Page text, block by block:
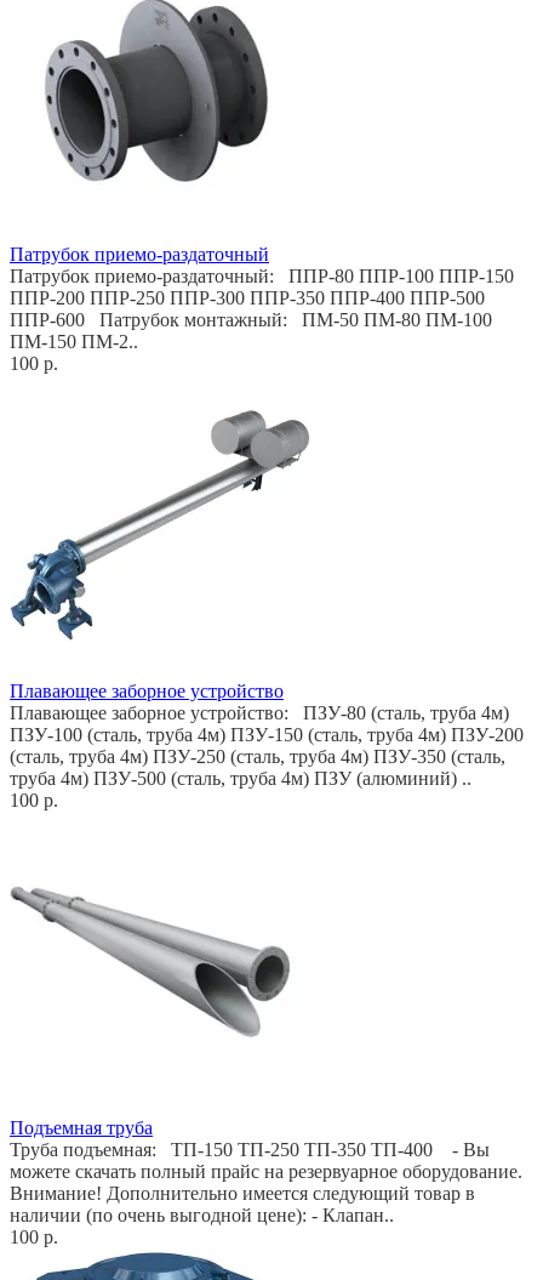
Патрубок приемо-раздаточный
Патрубок приемо-раздаточный: ППР-80 ППР-100 ППР-150
ППР-200 ППР-250 ППР-300 ППР-350 ППР-400 ППР-500
ППР-600 Патрубок монтажный: ПМ-50 ПМ-80 ПМ-100
ПМ-150 ПМ-2..
100 р.
Плавающее заборное устройство
Плавающее заборное устройство: ПЗУ-80 (сталь, труба 4м)
ПЗУ-100 (сталь, труба 4м) ПЗУ-150 (сталь, труба 4м) ПЗУ-200
(сталь, труба 4м) ПЗУ-250 (сталь, труба 4м) ПЗУ-350 (сталь,
труба 4м) ПЗУ-500 (сталь, труба 4м) ПЗУ (алюминий) ..
100 р.
Подъемная труба
Труба подъемная: ТП-150 ТП-250 ТП-350 ТП-400 - Вы
можете скачать полный прайс на резервуарное оборудование.
Внимание! Дополнительно имеется следующий товар в
наличии (по очень выгодной цене): - Клапан..
100 р.